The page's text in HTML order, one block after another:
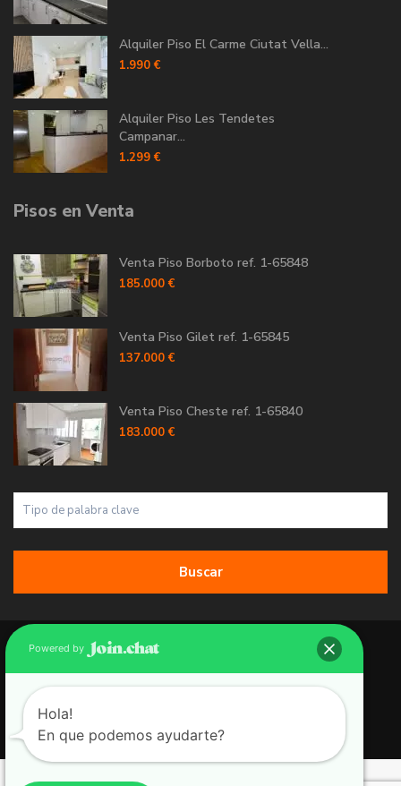
Alquiler Piso El Carme Ciutat Vella...
1.990 €
Alquiler Piso Les Tendetes
Campanar...
1.299 €
Pisos en Venta
Venta Piso Borboto ref. 1-65848
185.000 €
Venta Piso Gilet ref. 1-65845
137.000 €
Venta Piso Cheste ref. 1-65840
183.000 €
Buscar
Copyright 2026 | Grupo 90 inmobiliarias. All Rights Reserved.
Política de Cookies
Política de Privacidad
Aviso Legal
Powered by
Hola!
En que podemos ayudarte?